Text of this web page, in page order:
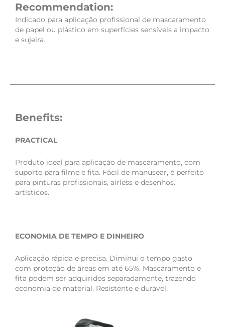
Recommendation:
Indicado para aplicação profissional de mascaramento
de papel ou plástico em superfícies sensíveis a impacto
e sujeira.
Benefits:
PRACTICAL
Produto ideal para aplicação de mascaramento, com
suporte para filme e fita. Fácil de manusear, é perfeito
para pinturas profissionais, airless e desenhos.
artísticos.
ECONOMIA DE TEMPO E DINHEIRO
Aplicação rápida e precisa. Diminui o tempo gasto
com proteção de áreas em até 65%. Mascaramento e
fita podem ser adquiridos separadamente, trazendo
economia de material. Resistente e durável.